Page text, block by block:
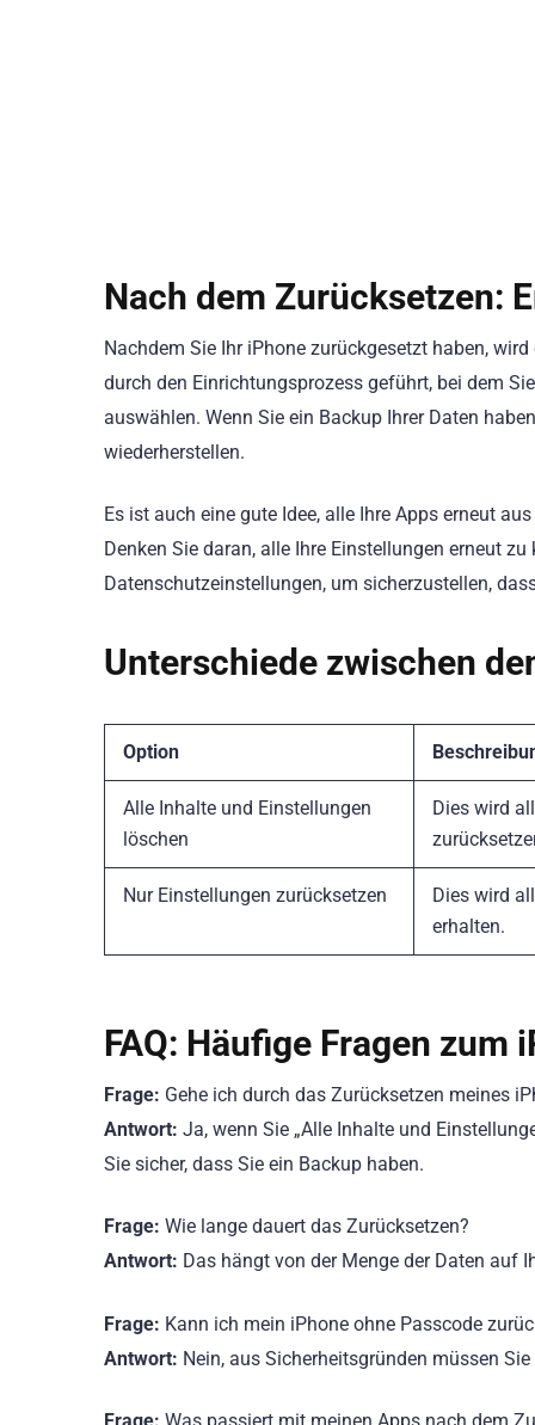
Nach dem Zurücksetzen:
Nachdem Sie Ihr iPhone zurückgesetzt haben,
durch den Einrichtungsprozess geführt, bei dem
auswählen. Wenn Sie ein Backup Ihrer Daten
wiederherstellen.
Es ist auch eine gute Idee, alle Ihre Apps erneut
Denken Sie daran, alle Ihre Einstellungen erneut
Datenschutzeinstellungen, um sicherzustellen,
Unterschiede zwischen
Option
Alle Inhalte und Einstellungen
löschen
Dies wird
Nur Einstellungen zurücksetzen
Dies wird
erhalten.
FAQ: Häufige Fragen zum
Frage: Gehe ich durch das Zurücksetzen meines
Antwort: Ja, wenn Sie „Alle Inhalte und
Sie sicher, dass Sie ein Backup haben.
Frage: Wie lange dauert das Zurücksetzen?
Antwort: Das hängt von der Menge der Daten auf
Frage: Kann ich mein iPhone ohne Passcode
Antwort: Nein, aus Sicherheitsgründen müssen